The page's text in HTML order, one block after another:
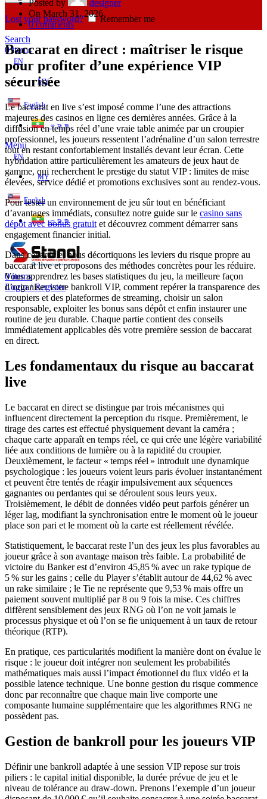
Lost your password?
Remember me
Search
0items
EN
MY
English
ဗမာစာ
Menu
EN
MY
English
ဗမာစာ
0items
Login / Register
Posted by
designer
On March 31, 2026
0 comments
Baccarat en direct : maîtriser le risque
pour profiter d’une expérience VIP
sécurisée
Le baccarat en live s’est imposé comme l’une des attractions
majeures des casinos en ligne ces dernières années. Grâce à la
diffusion en temps réel d’une vraie table animée par un croupier
professionnel, les joueurs ressentent l’adrénaline d’un salon terrestre
tout en restant confortablement installés devant leur écran. Cette
hybridation attire particulièrement les amateurs de jeux haut de
gamme, qui recherchent le prestige du statut VIP : limites de mise
élevées, service dédié et promotions exclusives sont au rendez‑vous.
Pour tester un environnement de jeu sûr tout en bénéficiant
d’avantages immédiats, consultez notre guide sur le casino sans
dépôt avec bonus gratuit et découvrez comment démarrer sans
engagement financier initial.
Dans cet article, nous décortiquons les leviers du risque propre au
baccarat live et proposons des méthodes concrètes pour les réduire.
Vous apprendrez les bases statistiques du jeu, la meilleure façon
d’organiser votre bankroll VIP, comment repérer la transparence des
croupiers et des plateformes de streaming, choisir un salon
responsable, exploiter les bonus sans dépôt et enfin instaurer une
routine de jeu durable. Chaque partie contient des conseils
immédiatement applicables dès votre première session de baccarat
en direct.
Les fondamentaux du risque au baccarat
live
Le baccarat en direct se distingue par trois mécanismes qui
influencent directement la perception du risque. Premièrement, le
tirage des cartes est effectué physiquement devant la caméra ;
chaque carte apparaît en temps réel, ce qui crée une légère variabilité
liée aux conditions de lumière ou à la rapidité du croupier.
Deuxièmement, le facteur « temps réel » introduit une dynamique
psychologique : les joueurs voient leurs paris évoluer instantanément
et peuvent être tentés de réagir impulsivement aux séquences
gagnantes ou perdantes qui se déroulent sous leurs yeux.
Troisièmement, le débit de données vidéo peut parfois générer un
léger lag, modifiant la synchronisation entre le moment où le joueur
place son pari et le moment où la carte est réellement révélée.
Statistiquement, le baccarat reste l’un des jeux les plus favorables au
joueur grâce à son avantage maison très faible. La probabilité de
victoire du Banker est d’environ 45,85 % avec un rake typique de
5 % sur les gains ; celle du Player s’établit autour de 44,62 % avec
un rake similaire ; le Tie ne représente que 9,53 % mais offre un
paiement souvent multiplié par 8 ou 9 fois la mise. Ces chiffres
diffèrent sensiblement des jeux RNG où l’on ne voit jamais le
processus physique et où l’on se fie uniquement à un taux de retour
théorique (RTP).
En pratique, ces particularités modifient la manière dont on évalue le
risque : le joueur doit intégrer non seulement les probabilités
mathématiques mais aussi l’impact émotionnel du flux vidéo et la
possible latence technique. Une bonne gestion du risque commence
donc par reconnaître que chaque main live comporte une
composante humaine supplémentaire que les algorithmes RNG ne
possèdent pas.
Gestion de bankroll pour les joueurs VIP
Définir une bankroll adaptée à une session VIP repose sur trois
piliers : le capital initial disponible, la durée prévue de jeu et le
niveau de tolérance au draw‑down. Prenons l’exemple d’un joueur